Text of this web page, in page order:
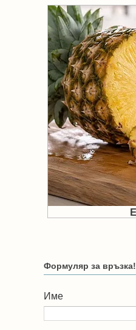
Формуляр за връзка!
Име